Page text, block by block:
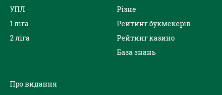
УПЛ
1 ліга
2 ліга
Різне
Рейтинг букмекерів
Рейтинг казино
База знань
Про видання